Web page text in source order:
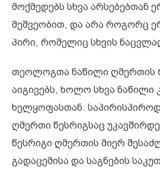
მოქმედებს სხვა არსებებთან
მეშვეობით, და არა როგორც
პირი, რომელიც სხვის
თეოლოგთა ნაწილი ღმერთის
აიგივებს, ხოლო სხვა ნაწილი
ხელყოფასთან. საპირისპიროდ
ღმერთი წესრიგსაც
წესრიგი ღმერთის მიერ
გადაცემისა და საგნების